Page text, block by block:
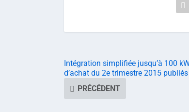
Intégration simplifiée jusqu’à 100
d’achat du 2e trimestre 2015 publiés
PRÉCÉDENT